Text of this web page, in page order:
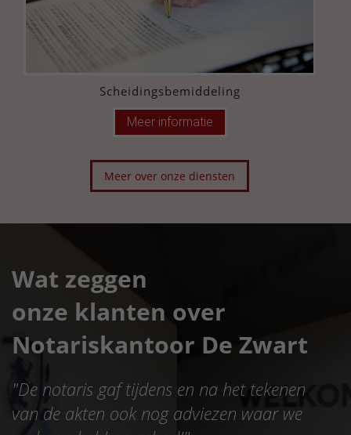
Scheidingsbemiddeling
Meer informatie
Meer over onze diensten
Wat zeggen
onze klanten over
Notariskantoor De Zwart
"De notaris gaf tijdens en na het tekenen
van de akten ook nog adviezen waar we